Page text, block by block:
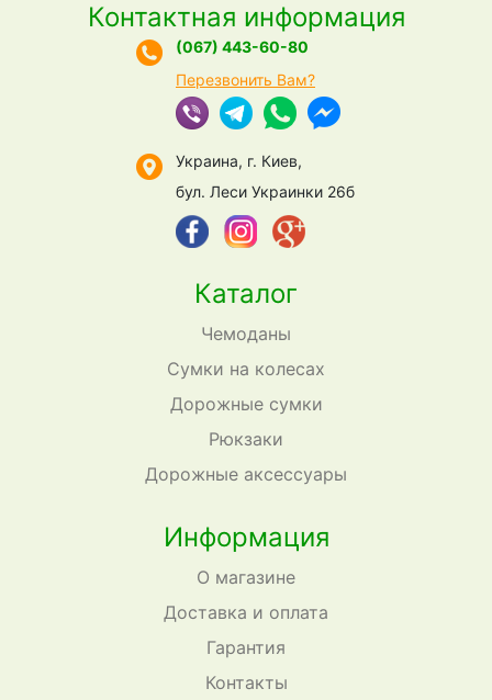
Каталог
Чемоданы
Сумки на колесах
Дорожные сумки
Рюкзаки
Дорожные аксессуары
Информация
О магазине
Доставка и оплата
Гарантия
Контакты
Контактная информация
(067) 443-60-80
Перезвонить Вам?
Украина, г. Киев,
бул. Леси Украинки 26б